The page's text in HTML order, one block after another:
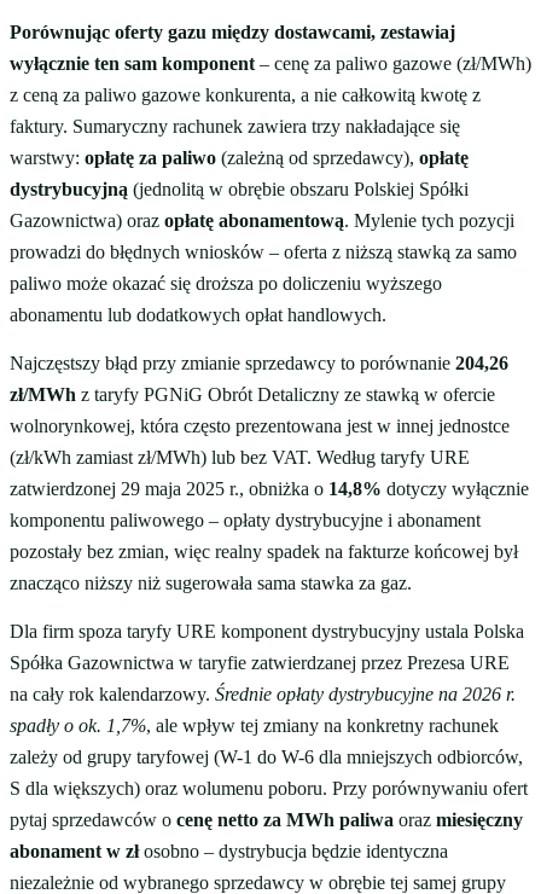
Porównując oferty gazu między dostawcami, zestawiaj
wyłącznie ten sam komponent – cenę za paliwo gazowe (zł/MWh)
z ceną za paliwo gazowe konkurenta, a nie całkowitą kwotę z
faktury. Sumaryczny rachunek zawiera trzy nakładające się
warstwy: opłatę za paliwo (zależną od sprzedawcy), opłatę
dystrybucyjną (jednolitą w obrębie obszaru Polskiej Spółki
Gazownictwa) oraz opłatę abonamentową. Mylenie tych pozycji
prowadzi do błędnych wniosków – oferta z niższą stawką za samo
paliwo może okazać się droższa po doliczeniu wyższego
abonamentu lub dodatkowych opłat handlowych.
Najczęstszy błąd przy zmianie sprzedawcy to porównanie 204,26
zł/MWh z taryfy PGNiG Obrót Detaliczny ze stawką w ofercie
wolnorynkowej, która często prezentowana jest w innej jednostce
(zł/kWh zamiast zł/MWh) lub bez VAT. Według taryfy URE
zatwierdzonej 29 maja 2025 r., obniżka o 14,8% dotyczy wyłącznie
komponentu paliwowego – opłaty dystrybucyjne i abonament
pozostały bez zmian, więc realny spadek na fakturze końcowej był
znacząco niższy niż sugerowała sama stawka za gaz.
Dla firm spoza taryfy URE komponent dystrybucyjny ustala Polska
Spółka Gazownictwa w taryfie zatwierdzanej przez Prezesa URE
na cały rok kalendarzowy. Średnie opłaty dystrybucyjne na 2026 r.
spadły o ok. 1,7%, ale wpływ tej zmiany na konkretny rachunek
zależy od grupy taryfowej (W-1 do W-6 dla mniejszych odbiorców,
S dla większych) oraz wolumenu poboru. Przy porównywaniu ofert
pytaj sprzedawców o cenę netto za MWh paliwa oraz miesięczny
abonament w złosobno – dystrybucja będzie identyczna
niezależnie od wybranego sprzedawcy w obrębie tej samej grupy